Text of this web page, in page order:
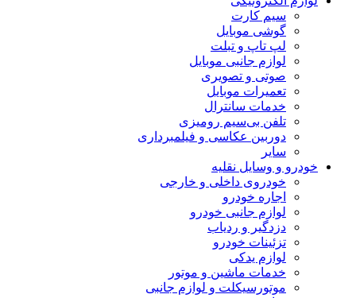
سیم کارت
گوشی موبایل
لپ تاپ و تبلت
لوازم جانبی موبایل
صوتی و تصویری
تعمیرات موبایل
خدمات سانترال
تلفن بی‌سیم رومیزی
دوربین عکاسی و فیلمبرداری
سایر
خودرو و وسایل نقلیه
خودروی داخلی و خارجی
اجاره خودرو
لوازم جانبی خودرو
دزدگیر و ردیاب
تزئینات خودرو
لوازم یدکی
خدمات ماشین و موتور
موتورسیکلت و لوازم جانبی